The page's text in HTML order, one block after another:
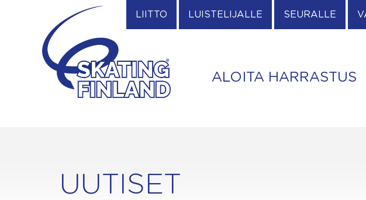
LIITTO LUISTELIJALLE SEURALLE
ALOITA HARRASTUS
UUTISET